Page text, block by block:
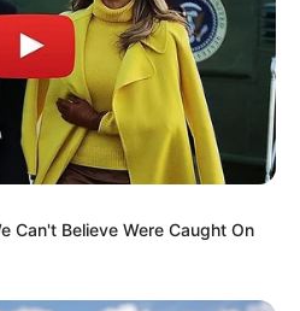
Can't Believe Were Caught On